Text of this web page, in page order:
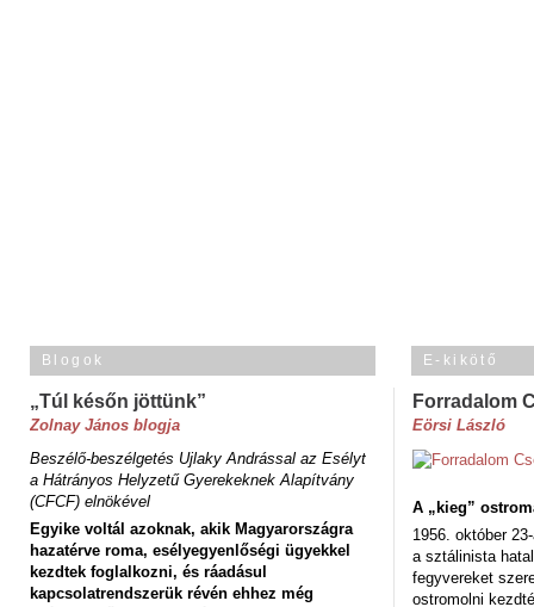
Blogok
„Túl későn jöttünk”
Zolnay János blogja
Beszélő-beszélgetés Ujlaky Andrással az Esélyt
a Hátrányos Helyzetű Gyerekeknek Alapítvány
(CFCF) elnökével
Egyike voltál azoknak, akik Magyarországra
hazatérve roma, esélyegyenlőségi ügyekkel
kezdtek foglalkozni, és ráadásul
kapcsolatrendszerük révén ehhez még
E-kikötő
Forradalom
Eörsi László
A „kieg”
1956. október
a sztálinista
fegyvereket
ostromolni